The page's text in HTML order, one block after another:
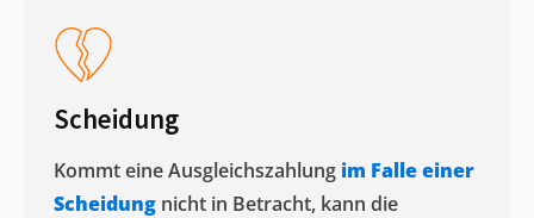
Scheidung
Kommt eine Ausgleichszahlung im Falle einer
Scheidung nicht in Betracht, kann die